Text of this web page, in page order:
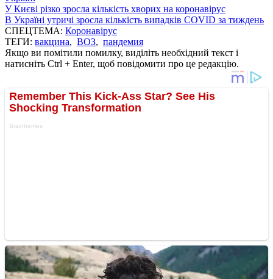
У Києві різко зросла кількість хворих на коронавірус
В Україні утричі зросла кількість випадків COVID за тиждень
СПЕЦТЕМА: Коронавірус
ТЕГИ: вакцина, ВОЗ, пандемия
Якщо ви помітили помилку, виділіть необхідний текст і
натисніть Ctrl + Enter, щоб повідомити про це редакцію.